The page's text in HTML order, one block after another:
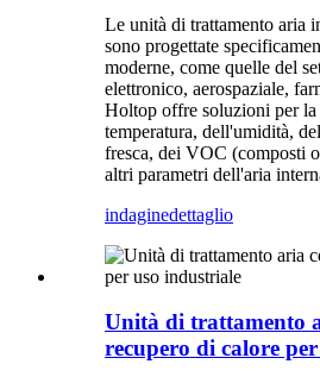
Le unità di trattamento aria
sono progettate
moderne, come quelle del
elettronico, aerospaziale,
Holtop offre soluzioni per la
temperatura, dell'umidità,
fresca, dei VOC (composti
altri parametri dell'aria
indaginedettaglio
Unità di trattamento
recupero di calore